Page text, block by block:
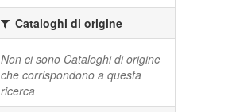
Cataloghi di origine
Non ci sono Cataloghi di origine
che corrispondono a questa
ricerca